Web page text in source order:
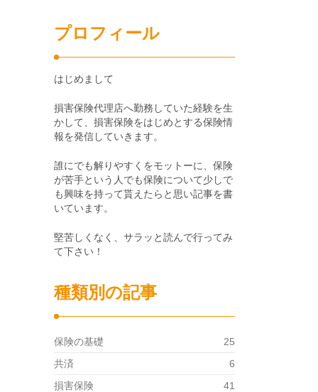
プロフィール
はじめまして
損害保険代理店へ勤務していた経験を生
かして、損害保険をはじめとする保険情
報を発信していきます。
誰にでも解りやすくをモットーに、保険
が苦手という人でも保険について少しで
も興味を持って貰えたらと思い記事を書
いています。
堅苦しくなく、サラッと読んで行ってみ
て下さい！
種類別の記事
保険の基礎
25
共済
6
損害保険
41